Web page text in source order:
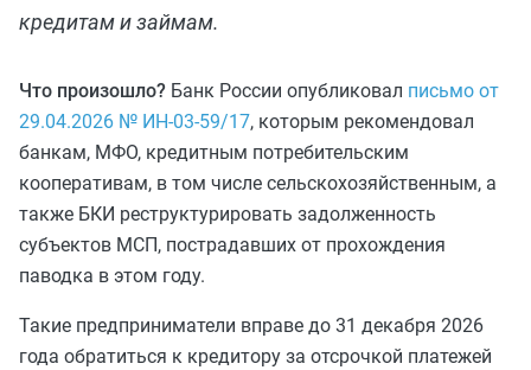
кредитам и займам.
Что произошло? Банк России опубликовал письмо от
29.04.2026 № ИН-03-59/17, которым рекомендовал
банкам, МФО, кредитным потребительским
кооперативам, в том числе сельскохозяйственным, а
также БКИ реструктурировать задолженность
субъектов МСП, пострадавших от прохождения
паводка в этом году.
Такие предприниматели вправе до 31 декабря 2026
года обратиться к кредитору за отсрочкой платежей